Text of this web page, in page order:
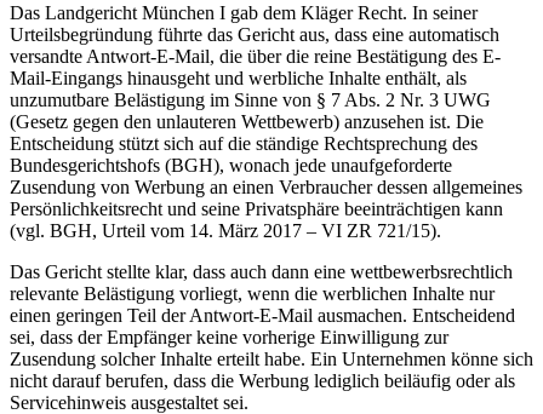
Das Landgericht München I gab dem Kläger Recht. In seiner
Urteilsbegründung führte das Gericht aus, dass eine automatisch
versandte Antwort-E-Mail, die über die reine Bestätigung des E-
Mail-Eingangs hinausgeht und werbliche Inhalte enthält, als
unzumutbare Belästigung im Sinne von § 7 Abs. 2 Nr. 3 UWG
(Gesetz gegen den unlauteren Wettbewerb) anzusehen ist. Die
Entscheidung stützt sich auf die ständige Rechtsprechung des
Bundesgerichtshofs (BGH), wonach jede unaufgeforderte
Zusendung von Werbung an einen Verbraucher dessen allgemeines
Persönlichkeitsrecht und seine Privatsphäre beeinträchtigen kann
(vgl. BGH, Urteil vom 14. März 2017 – VI ZR 721/15).
Das Gericht stellte klar, dass auch dann eine wettbewerbsrechtlich
relevante Belästigung vorliegt, wenn die werblichen Inhalte nur
einen geringen Teil der Antwort-E-Mail ausmachen. Entscheidend
sei, dass der Empfänger keine vorherige Einwilligung zur
Zusendung solcher Inhalte erteilt habe. Ein Unternehmen könne sich
nicht darauf berufen, dass die Werbung lediglich beiläufig oder als
Servicehinweis ausgestaltet sei.